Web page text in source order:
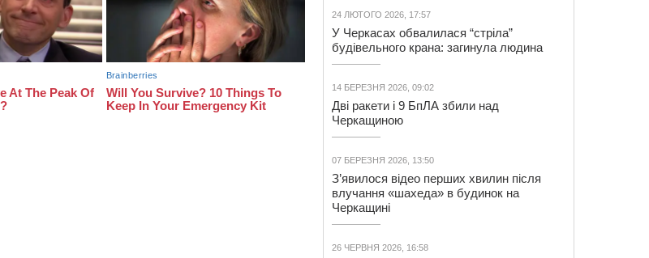
24 ЛЮТОГО 2026, 17:57
У Черкасах обвалилася “стріла”
будівельного крана: загинула людина
14 БЕРЕЗНЯ 2026, 09:02
Дві ракети і 9 БпЛА збили над
Черкащиною
07 БЕРЕЗНЯ 2026, 13:50
З’явилося відео перших хвилин після
влучання «шахеда» в будинок на
Черкащині
26 ЧЕРВНЯ 2026, 16:58